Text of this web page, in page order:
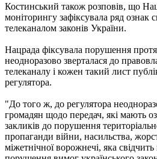
Костинський також розповів, що
моніторингу зафіксувала ряд
телеканалом законів України.
Нацрада фіксувала порушення
неодноразово зверталася до
телеканалу і кожен такий лист
регулятора.
"До того ж, до регулятора
громадян щодо передач, які мають
закликів до порушення
пропаганди війни, насильства,
міжетнічної ворожнечі, яка